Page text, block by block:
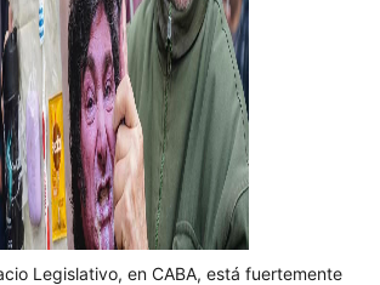
Legislativo, en CABA, está fuertemente